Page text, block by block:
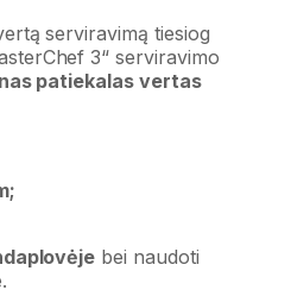
serviravimą tiesiog
3“ serviravimo
patiekalas vertas
bei naudoti